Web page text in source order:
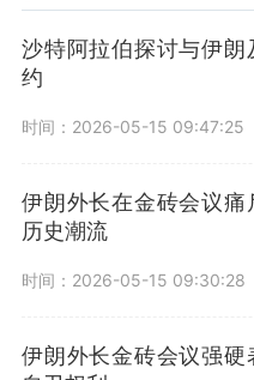
沙特阿拉伯探讨与伊
约
时间：2026-05-15 09:47:25
伊朗外长在金砖会议
历史潮流
时间：2026-05-15 09:30:28
伊朗外长金砖会议强